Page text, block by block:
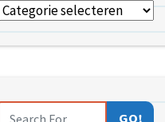
Categorieën
GO!